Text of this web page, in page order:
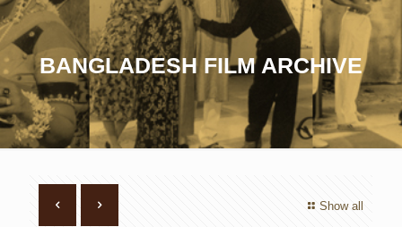
BANGLADESH FILM ARCHIVE
Show all